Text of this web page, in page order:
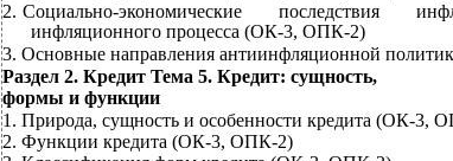
2. Социально-экономическиепоследствия
инфляционного процесса (ОК-3, ОПК-2)
3. Основные направления антиинфляционной
Раздел 2. Кредит Тема 5. Кредит: сущность,
формы и функции
1. Природа, сущность и особенности кредита (ОК-3,
2. Функции кредита (ОК-3, ОПК-2)